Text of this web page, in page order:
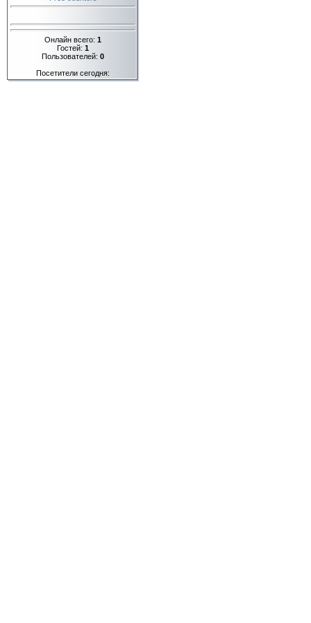
Онлайн всего: 1
Гостей: 1
Пользователей: 0
Посетители сегодня: